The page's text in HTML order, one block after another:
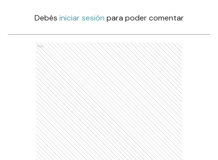
Debés iniciar sesión para poder comentar
Ads